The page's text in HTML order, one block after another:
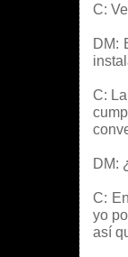
C:
DM:
C:
DM:
C:
yo
así